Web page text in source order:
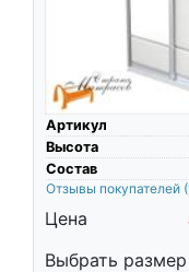
Артикул
Высота
Состав
Отзывы покупателей
Цена
Выбрать размер